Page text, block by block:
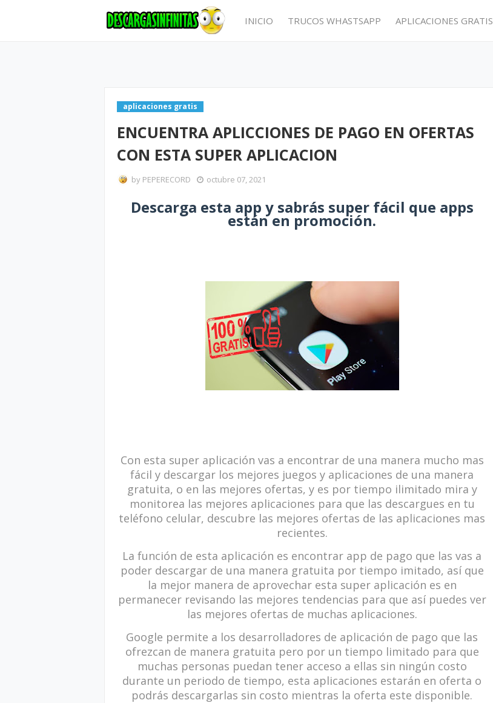
INICIO TRUCOS WHASTSAPP APLICACIONES GRATIS
aplicaciones gratis
ENCUENTRA APLICCIONES DE PAGO EN OFERTAS
CON ESTA SUPER APLICACION
by PEPERECORD octubre 07, 2021
Descarga esta app y sabrás super fácil que apps
están en promoción.
Con esta super aplicación vas a encontrar de una manera mucho mas
fácil y descargar los mejores juegos y aplicaciones de una manera
gratuita, o en las mejores ofertas, y es por tiempo ilimitado mira y
monitorea las mejores aplicaciones para que las descargues en tu
teléfono celular, descubre las mejores ofertas de las aplicaciones mas
recientes.
La función de esta aplicación es encontrar app de pago que las vas a
poder descargar de una manera gratuita por tiempo imitado, así que
la mejor manera de aprovechar esta super aplicación es en
permanecer revisando las mejores tendencias para que así puedes ver
las mejores ofertas de muchas aplicaciones.
Google permite a los desarrolladores de aplicación de pago que las
ofrezcan de manera gratuita pero por un tiempo limitado para que
muchas personas puedan tener acceso a ellas sin ningún costo
durante un periodo de tiempo, esta aplicaciones estarán en oferta o
podrás descargarlas sin costo mientras la oferta este disponible.